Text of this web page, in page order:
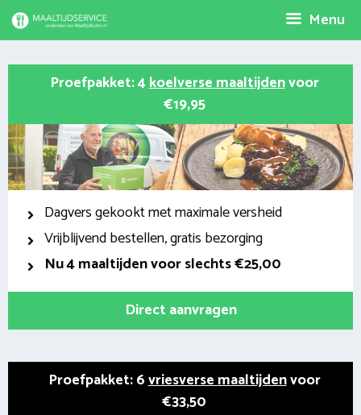
Spring
naar
Menu
Proefpakket: 4koelverse maaltijdenvoor
€19,95
Dagvers gekookt met maximale versheid
Vrijblijvend bestellen, gratis bezorging
Nu4 maaltijden voor slechts €25,00
Direct aanvragen
Proefpakket: 6vriesverse maaltijdenvoor
€33,50